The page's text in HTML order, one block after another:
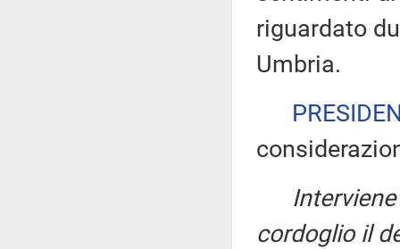
riguardato
Umbria.
cordoglio il